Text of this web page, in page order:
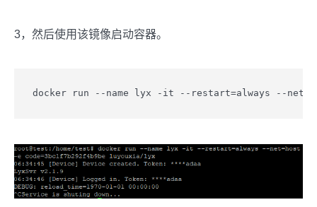
3，然后使用该镜像启动容器。
docker run --name lyx -it --restart=always --